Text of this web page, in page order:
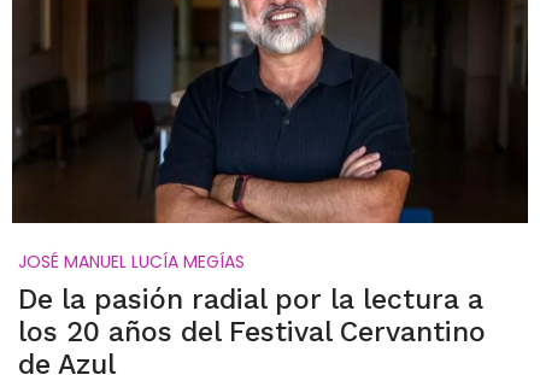
JOSÉ MANUEL LUCÍA MEGÍAS
De la pasión radial por la lectura a
los 20 años del Festival Cervantino
de Azul